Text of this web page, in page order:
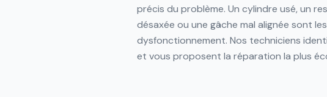
précis du problème. Un cylindre usé, un
désaxée ou une gâche mal alignée sont
dysfonctionnement. Nos techniciens
et vous proposent la réparation la plus